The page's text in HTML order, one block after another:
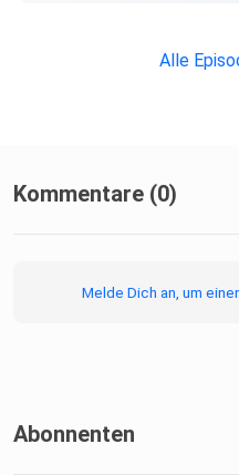
Alle
Kommentare (0)
Melde Dich an, um
Abonnenten